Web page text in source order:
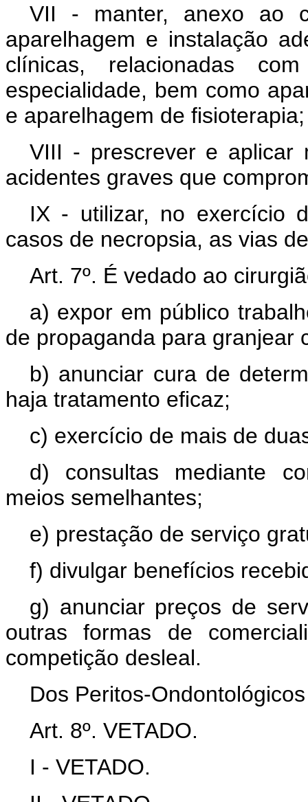
VII - manter, anexo ao
aparelhagem e instalação
clínicas, relacionadas
especialidade, bem como
e aparelhagem de fisioterapia;
VIII - prescrever e aplicar
acidentes graves que
IX - utilizar, no exercício
casos de necropsia, as vias
Art. 7º. É vedado ao
a) expor em público
de propaganda para granjear
b) anunciar cura de
haja tratamento eficaz;
c) exercício de mais de
d) consultas mediante
meios semelhantes;
e) prestação de serviço
f) divulgar benefícios
g) anunciar preços de
outras formas de
competição desleal.
Dos Peritos-
Art. 8º. VETADO.
I - VETADO.